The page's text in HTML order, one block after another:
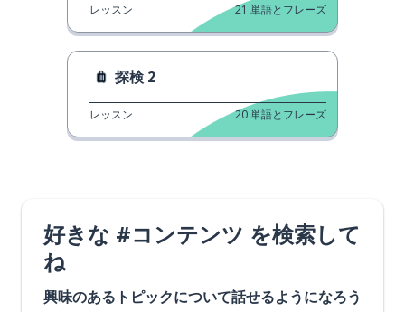
レッスン 21 単語とフレーズ
探検 2
レッスン 20単語とフレーズ
好きな #コンテンツ を検索して
ね
興味のあるトピックについて話せるようになろう